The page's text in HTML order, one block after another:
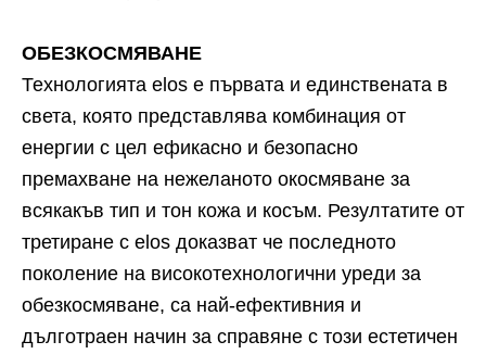
ОБЕЗКОСМЯВАНЕ
Технологията elos е първата и единствената в
света, която представлява комбинация от
енергии с цел ефикасно и безопасно
премахване на нежеланото окосмяване за
всякакъв тип и тон кожа и косъм. Резултатите от
третиране с elos доказват че последното
поколение на високотехнологични уреди за
обезкосмяване, са най-ефективния и
дълготраен начин за справяне с този естетичен